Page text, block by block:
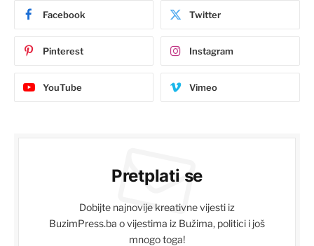
Facebook Twitter
Pinterest Instagram
YouTube Vimeo
Pretplati se
Dobijte najnovije kreativne vijesti iz
BuzimPress.ba o vijestima iz Bužima, politici i još
mnogo toga!